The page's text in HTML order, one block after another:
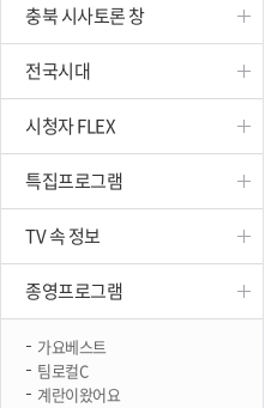
충북 시사토론 창
전국시대
시청자 FLEX
특집프로그램
TV 속 정보
종영프로그램
가요베스트
팀로컬C
계란이왔어요